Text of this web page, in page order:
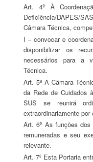
Art. 4º À Coordenação Geral de Saúde da Pessoa com
Deficiência/DAPES/
Câmara Técnica,
I – convocar e coordenar as reuniões da Câmara Técnica; e II –
disponibilizar os
necessários para a
Técnica.
Art. 5º A Câmara Técnica de assessoramento e apoio às ações
da Rede de Cuidados
SUS se reunirá
extraordinariamente
Art. 6º As funções dos membros da Câmara Técnica não serão
remuneradas e seu
relevante.
Art. 7º Esta Portaria